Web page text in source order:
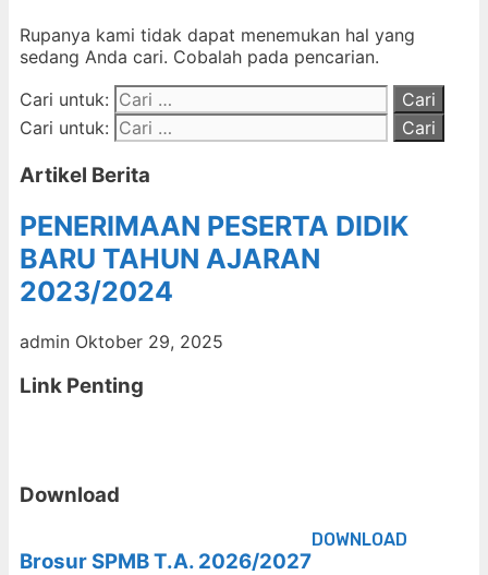
Rupanya kami tidak dapat menemukan hal yang
sedang Anda cari. Cobalah pada pencarian.
Cari untuk:
Cari untuk:
Artikel Berita
PENERIMAAN PESERTA DIDIK
BARU TAHUN AJARAN
2023/2024
admin Oktober 29, 2025
Link Penting
Download
Brosur SPMB T.A. 2026/2027
DOWNLOAD